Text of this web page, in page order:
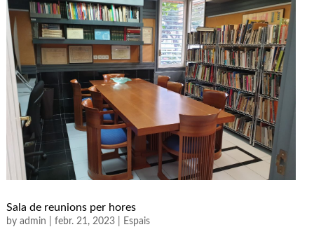
Sala de reunions per hores
by admin febr. 21, 2023| Espais